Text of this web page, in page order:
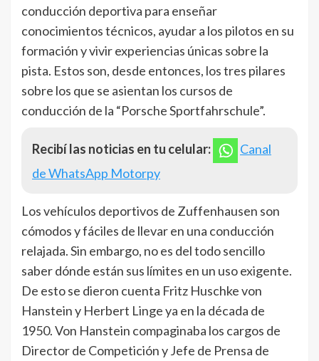
conducción deportiva para enseñar
conocimientos técnicos, ayudar a los pilotos en su
formación y vivir experiencias únicas sobre la
pista. Estos son, desde entonces, los tres pilares
sobre los que se asientan los cursos de
conducción de la “Porsche Sportfahrschule”.
Recibí las noticias en tu celular:
Canal
de WhatsApp Motorpy
Los vehículos deportivos de Zuffenhausen son
cómodos y fáciles de llevar en una conducción
relajada. Sin embargo, no es del todo sencillo
saber dónde están sus límites en un uso exigente.
De esto se dieron cuenta Fritz Huschke von
Hanstein y Herbert Linge ya en la década de
1950. Von Hanstein compaginaba los cargos de
Director de Competición y Jefe de Prensa de